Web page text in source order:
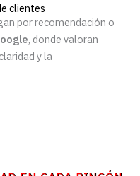
clientes
por recomendación o
, donde valoran
y la